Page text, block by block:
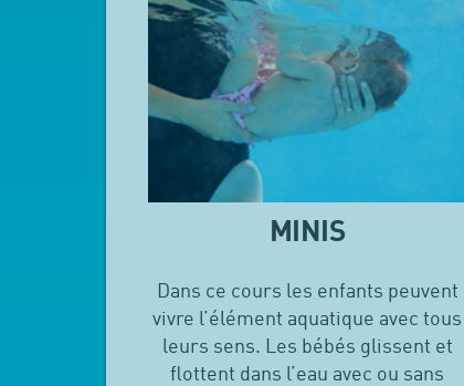
MINIS
Dans ce cours les enfants peuvent
vivre l’élément aquatique avec tous
leurs sens. Les bébés glissent et
flottent dans l’eau avec ou sans